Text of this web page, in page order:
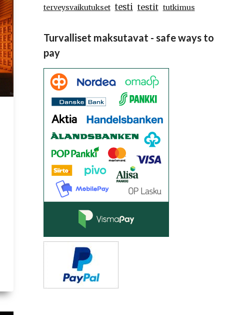
terveysvaikutukset testi testit tutkimus
Turvalliset maksutavat - safe ways to
pay